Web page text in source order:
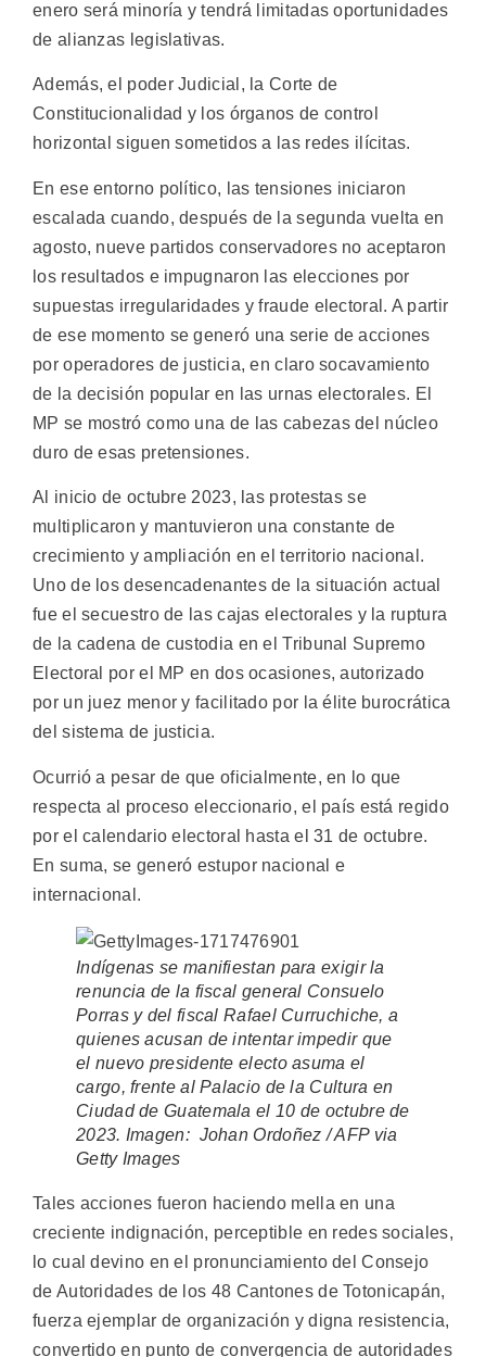
enero será minoría y tendrá limitadas oportunidades
de alianzas legislativas.
Además, el poder Judicial, la Corte de
Constitucionalidad y los órganos de control
horizontal siguen sometidos a las redes ilícitas.
En ese entorno político, las tensiones iniciaron
escalada cuando, después de la segunda vuelta en
agosto, nueve partidos conservadores no aceptaron
los resultados e impugnaron las elecciones por
supuestas irregularidades y fraude electoral. A partir
de ese momento se generó una serie de acciones
por operadores de justicia, en claro socavamiento
de la decisión popular en las urnas electorales. El
MP se mostró como una de las cabezas del núcleo
duro de esas pretensiones.
Al inicio de octubre 2023, las protestas se
multiplicaron y mantuvieron una constante de
crecimiento y ampliación en el territorio nacional.
Uno de los desencadenantes de la situación actual
fue el secuestro de las cajas electorales y la ruptura
de la cadena de custodia en el Tribunal Supremo
Electoral por el MP en dos ocasiones, autorizado
por un juez menor y facilitado por la élite burocrática
del sistema de justicia.
Ocurrió a pesar de que oficialmente, en lo que
respecta al proceso eleccionario, el país está regido
por el calendario electoral hasta el 31 de octubre.
En suma, se generó estupor nacional e
internacional.
Indígenas se manifiestan para exigir la
renuncia de la fiscal general Consuelo
Porras y del fiscal Rafael Curruchiche, a
quienes acusan de intentar impedir que
el nuevo presidente electo asuma el
cargo, frente al Palacio de la Cultura en
Ciudad de Guatemala el 10 de octubre de
2023. Imagen: Johan Ordoñez / AFP via
Getty Images
Tales acciones fueron haciendo mella en una
creciente indignación, perceptible en redes sociales,
lo cual devino en el pronunciamiento del Consejo
de Autoridades de los 48 Cantones de Totonicapán,
fuerza ejemplar de organización y digna resistencia,
convertido en punto de convergencia de autoridades